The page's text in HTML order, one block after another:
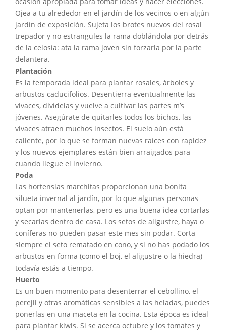
Ojea a tu alrededor en el jardín de los vecinos o en algún
jardín de exposición. Sujeta los brotes nuevos del rosal
trepador y no estrangules la rama doblándola por detrás
de la celosía: ata la rama joven sin forzarla por la parte
delantera.
Plantación
Es la temporada ideal para plantar rosales, árboles y
arbustos caducifolios. Desentierra eventualmente las
vivaces, divídelas y vuelve a cultivar las partes m’s
jóvenes. Asegúrate de quitarles todos los bichos, las
vivaces atraen muchos insectos. El suelo aún está
caliente, por lo que se forman nuevas raíces con rapidez
y los nuevos ejemplares están bien arraigados para
cuando llegue el invierno.
Poda
Las hortensias marchitas proporcionan una bonita
silueta invernal al jardín, por lo que algunas personas
optan por mantenerlas, pero es una buena idea cortarlas
y secarlas dentro de casa. Los setos de aligustre, haya o
coníferas no pueden pasar este mes sin podar. Corta
siempre el seto rematado en cono, y si no has podado los
arbustos en forma (como el boj, el aligustre o la hiedra)
todavía estás a tiempo.
Huerto
Es un buen momento para desenterrar el cebollino, el
perejil y otras aromáticas sensibles a las heladas, puedes
ponerlas en una maceta en la cocina. Esta época es ideal
para plantar kiwis. Si se acerca octubre y los tomates y